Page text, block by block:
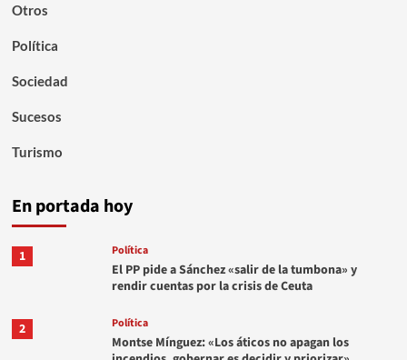
Otros
Política
Sociedad
Sucesos
Turismo
En portada hoy
1 Política
El PP pide a Sánchez «salir de la tumbona» y
rendir cuentas por la crisis de Ceuta
2 Política
Montse Mínguez: «Los áticos no apagan los